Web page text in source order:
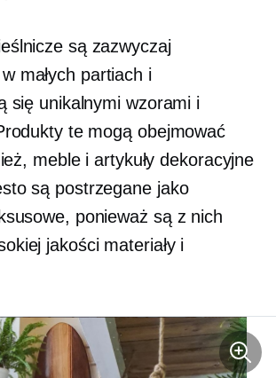
są zazwyczaj
małych partiach i
się unikalnymi wzorami i
te mogą obejmować
meble i artykuły dekoracyjne
są postrzegane jako
ponieważ są z nich
jakościmateriały i